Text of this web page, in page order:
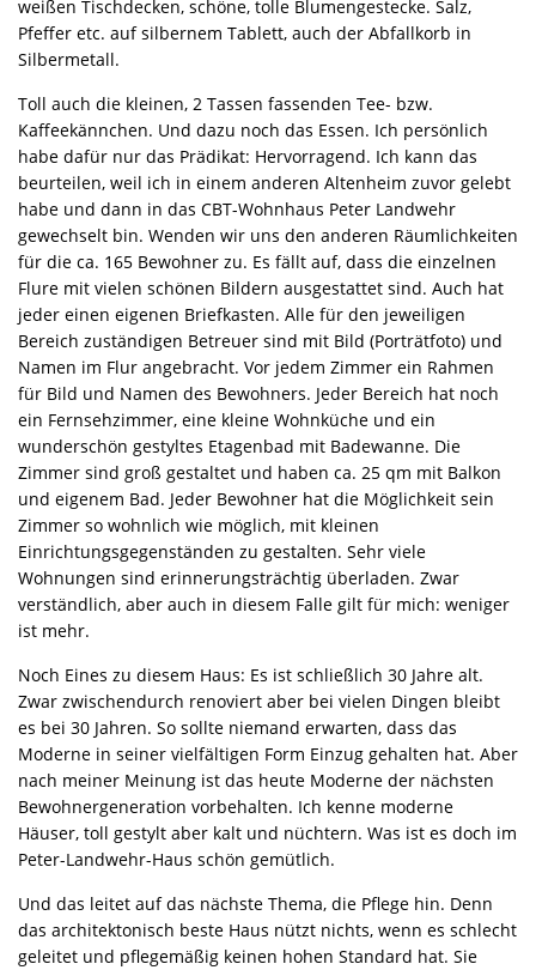
weißen Tischdecken, schöne, tolle Blumengestecke. Salz,
Pfeffer etc. auf silbernem Tablett, auch der Abfallkorb in
Silbermetall.
Toll auch die kleinen, 2 Tassen fassenden Tee- bzw.
Kaffeekännchen. Und dazu noch das Essen. Ich persönlich
habe dafür nur das Prädikat: Hervorragend. Ich kann das
beurteilen, weil ich in einem anderen Altenheim zuvor gelebt
habe und dann in das CBT-Wohnhaus Peter Landwehr
gewechselt bin. Wenden wir uns den anderen Räumlichkeiten
für die ca. 165 Bewohner zu. Es fällt auf, dass die einzelnen
Flure mit vielen schönen Bildern ausgestattet sind. Auch hat
jeder einen eigenen Briefkasten. Alle für den jeweiligen
Bereich zuständigen Betreuer sind mit Bild (Porträtfoto) und
Namen im Flur angebracht. Vor jedem Zimmer ein Rahmen
für Bild und Namen des Bewohners. Jeder Bereich hat noch
ein Fernsehzimmer, eine kleine Wohnküche und ein
wunderschön gestyltes Etagenbad mit Badewanne. Die
Zimmer sind groß gestaltet und haben ca. 25 qm mit Balkon
und eigenem Bad. Jeder Bewohner hat die Möglichkeit sein
Zimmer so wohnlich wie möglich, mit kleinen
Einrichtungsgegenständen zu gestalten. Sehr viele
Wohnungen sind erinnerungsträchtig überladen. Zwar
verständlich, aber auch in diesem Falle gilt für mich: weniger
ist mehr.
Noch Eines zu diesem Haus: Es ist schließlich 30 Jahre alt.
Zwar zwischendurch renoviert aber bei vielen Dingen bleibt
es bei 30 Jahren. So sollte niemand erwarten, dass das
Moderne in seiner vielfältigen Form Einzug gehalten hat. Aber
nach meiner Meinung ist das heute Moderne der nächsten
Bewohnergeneration vorbehalten. Ich kenne moderne
Häuser, toll gestylt aber kalt und nüchtern. Was ist es doch im
Peter-Landwehr-Haus schön gemütlich.
Und das leitet auf das nächste Thema, die Pflege hin. Denn
das architektonisch beste Haus nützt nichts, wenn es schlecht
geleitet und pflegemäßig keinen hohen Standard hat. Sie